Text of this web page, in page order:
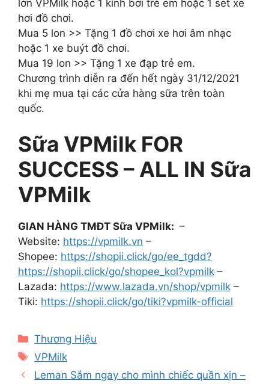
lớn VPMilk hoặc 1 kính bơi trẻ em hoặc 1 set xe
hơi đồ chơi.
Mua 5 lon >> Tặng 1 đồ chơi xe hơi âm nhạc
hoặc 1 xe buýt đồ chơi.
Mua 19 lon >> Tặng 1 xe đạp trẻ em.
Chương trình diễn ra đến hết ngày 31/12/2021
khi mẹ mua tại các cửa hàng sữa trên toàn
quốc.
Sữa VPMilk FOR
SUCCESS – ALL IN Sữa
VPMilk
GIAN HÀNG TMĐT Sữa VPMilk: –
Website: https://vpmilk.vn –
Shopee: https://shopii.click/go/ee_tgdd?
https://shopii.click/go/shopee_kol?vpmilk –
Lazada: https://www.lazada.vn/shop/vpmilk –
Tiki: https://shopii.click/go/tiki?vpmilk-official
Categories
Thương Hiệu
Tags
VPMilk
Leman Sắm ngay cho mình chiếc quần xịn –